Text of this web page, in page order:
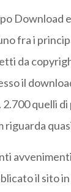
Download
fra i
da
il
quelli
riguarda
il sito